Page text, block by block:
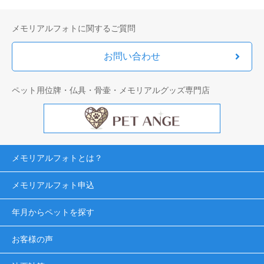
メモリアルフォトに関するご質問
お問い合わせ
ペット用位牌・仏具・骨壷・メモリアルグッズ専門店
メモリアルフォトとは？
メモリアルフォト申込
年月からペットを探す
お客様の声